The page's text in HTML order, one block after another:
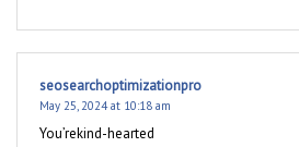
seosearchoptimizationpro
May 25, 2024 at 10:18 am
You’rekind-hearted